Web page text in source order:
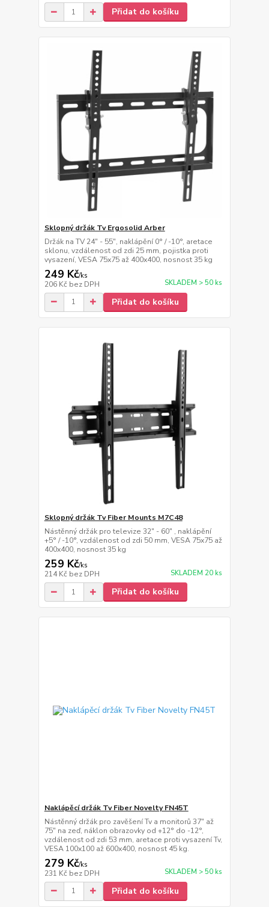
Přidat do košíku
Sklopný držák Tv Ergosolid Arber
Držák na TV 24" - 55", naklápění 0° / -10°, aretace
sklonu, vzdálenost od zdi 25 mm, pojistka proti
vysazení, VESA 75x75 až 400x400, nosnost 35 kg
249 Kč/ks
206 Kč bez DPH SKLADEM > 50 ks
Přidat do košíku
Sklopný držák Tv Fiber Mounts M7C48
Nástěnný držák pro televize 32" - 60" , naklápění
+5° / -10°, vzdálenost od zdi 50 mm, VESA 75x75 až
400x400, nosnost 35 kg
259 Kč/ks
214 Kč bez DPH SKLADEM 20 ks
Přidat do košíku
Naklápěcí držák Tv Fiber Novelty FN45T
Nástěnný držák pro zavěšení Tv a monitorů 37" až
75" na zeď, náklon obrazovky od +12° do -12°,
vzdálenost od zdi 53 mm, aretace proti vysazení Tv,
VESA 100x100 až 600x400, nosnost 45 kg.
279 Kč/ks
231 Kč bez DPH SKLADEM > 50 ks
Přidat do košíku